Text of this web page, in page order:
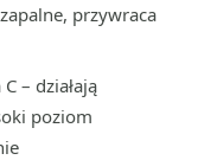
przywraca
– działają
poziom